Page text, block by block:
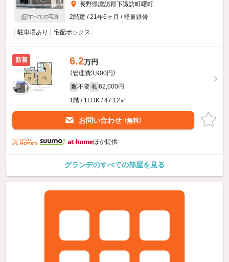
すべての写真
長野県諏訪郡下諏訪町曙町
2階建 / 21年6ヶ月 / 軽量鉄骨
駐車場あり 宅配ボックス
新着 6.2万円
（管理費3,900円）
敷 不要 礼 62,000円
1階 / 1LDK / 47.12㎡
お問い合わせ （無料）
ほか提供
グランデのすべての部屋を見る